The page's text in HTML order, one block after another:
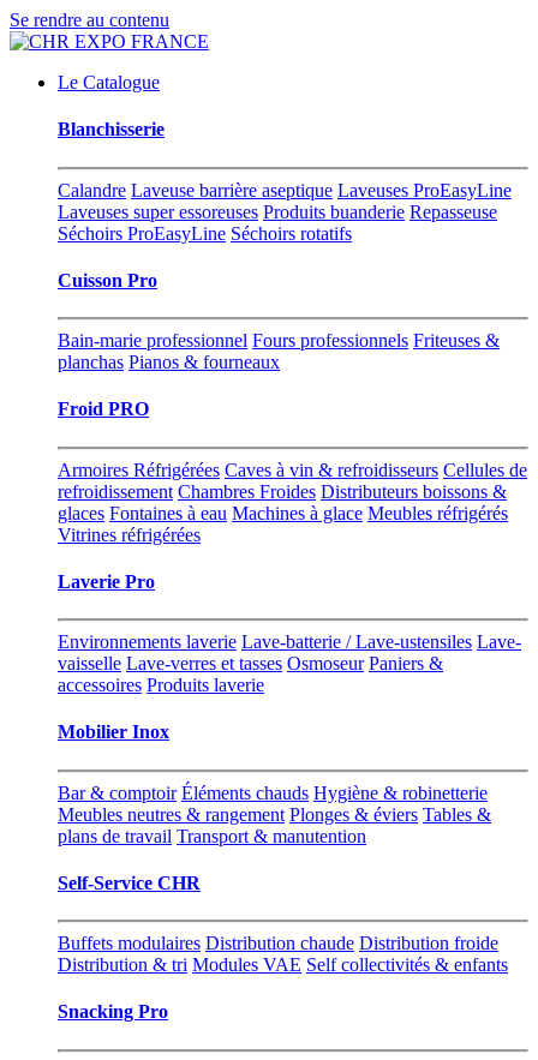
Se rendre au contenu
Le Catalogue
Blanchisserie
Calandre Laveuse barrière aseptique Laveuses ProEasyLine
Laveuses super essoreuses Produits buanderie Repasseuse
Séchoirs ProEasyLine Séchoirs rotatifs
Cuisson Pro
Bain-marie professionnel Fours professionnels Friteuses &
planchas Pianos & fourneaux
Froid PRO
Armoires Réfrigérées Caves à vin & refroidisseurs Cellules de
refroidissement Chambres Froides Distributeurs boissons &
glaces Fontaines à eau Machines à glace Meubles réfrigérés
Vitrines réfrigérées
Laverie Pro
Environnements laverie Lave-batterie / Lave-ustensiles Lave-
vaisselle Lave-verres et tasses Osmoseur Paniers &
accessoires Produits laverie
Mobilier Inox
Bar & comptoir Éléments chauds Hygiène & robinetterie
Meubles neutres & rangement Plonges & éviers Tables &
plans de travail Transport & manutention
Self-Service CHR
Buffets modulaires Distribution chaude Distribution froide
Distribution & tri Modules VAE Self collectivités & enfants
Snacking Pro